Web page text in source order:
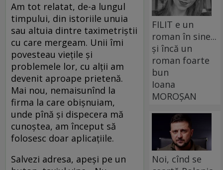
Am tot relatat, de-a lungul
timpului, din istoriile unuia
sau altuia dintre taximetriştii
cu care mergeam. Unii îmi
povesteau vieţile şi
problemele lor, cu alţii am
devenit aproape prietenă.
Mai nou, nemaisunînd la
firma la care obişnuiam,
unde pînă şi dispecera mă
cunoştea, am început să
folosesc doar aplicaţiile.
Salvezi adresa, apeşi pe un
FILIT e un
roman în sine...
și încă un
roman foarte
bun
Ioana
MOROȘAN
Noi, cînd se